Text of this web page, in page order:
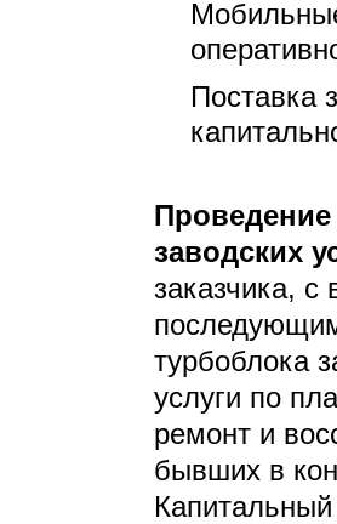
Поставка
Проведение
заводских
заказчика, с
турбоблока
услуги по
ремонт и
бывших в
Капитальный